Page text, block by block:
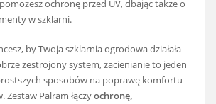
ochronę przed UV, dbając także o
w szklarni.
by Twoja szklarnia ogrodowa działała
zestrojony system, zacienianie to jeden
sposobów na poprawę komfortu
Zestaw Palram łączyochronę,